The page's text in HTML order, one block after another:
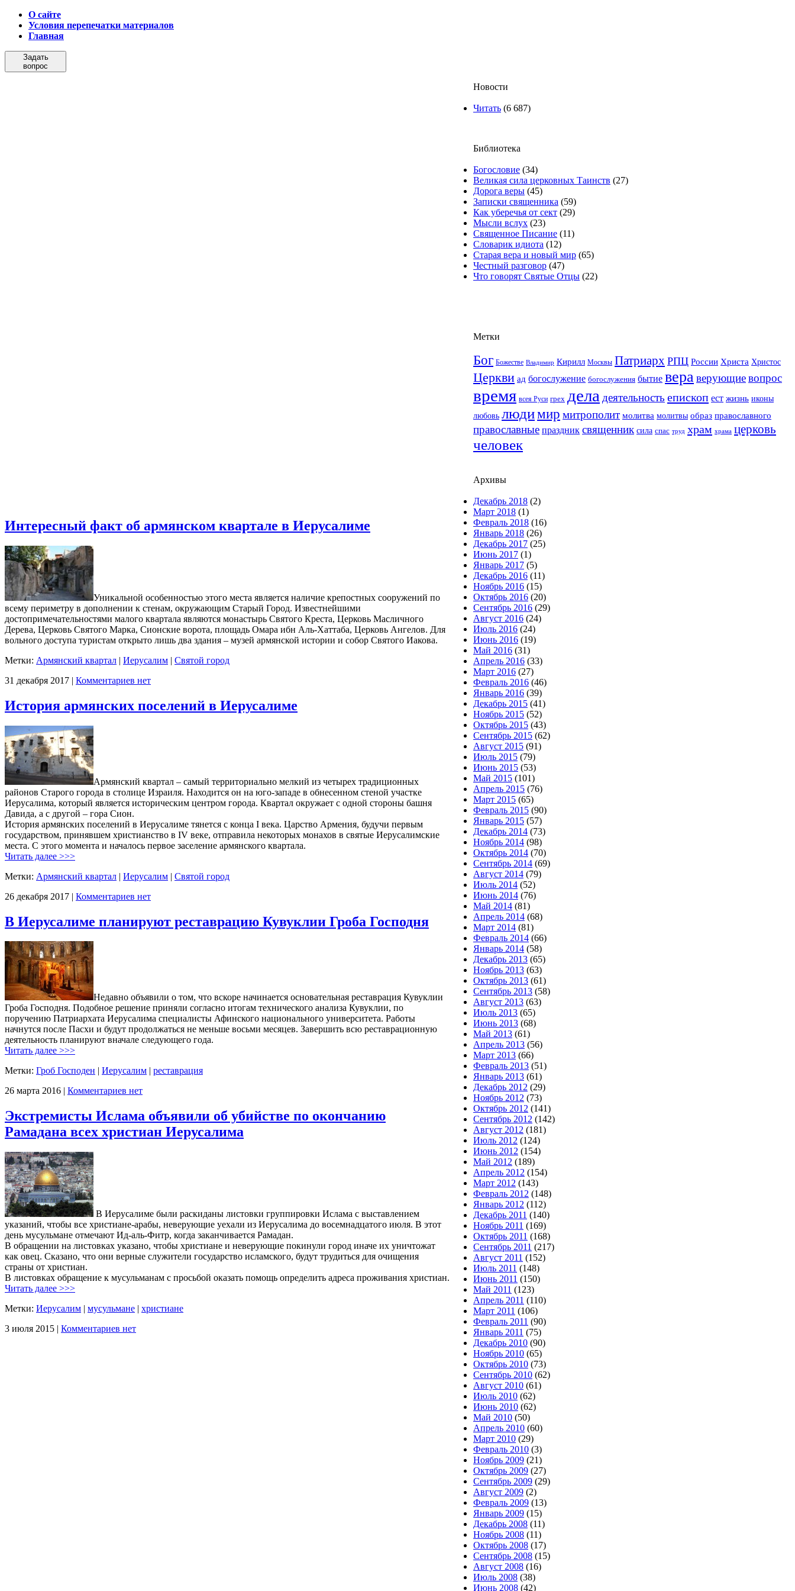
О сайте
Условия перепечатки материалов
Главная
Задать
вопрос
Интересный факт об армянском квартале в Иерусалиме
Уникальной особенностью этого места является наличие крепостных сооружений по
всему периметру в дополнении к стенам, окружающим Старый Город. Известнейшими
достопримечательностями малого квартала являются монастырь Святого Креста, Церковь Масличного
Дерева, Церковь Святого Марка, Сионские ворота, площадь Омара ибн Аль-Хаттаба, Церковь Ангелов. Для
вольного доступа туристам открыто лишь два здания – музей армянской истории и собор Святого Иакова.
Метки: Армянский квартал | Иерусалим | Святой город
31 декабря 2017 | Комментариев нет
История армянских поселений в Иерусалиме
Армянский квартал – самый территориально мелкий из четырех традиционных
районов Старого города в столице Израиля. Находится он на юго-западе в обнесенном стеной участке
Иерусалима, который является историческим центром города. Квартал окружает с одной стороны башня
Давида, а с другой – гора Сион.
История армянских поселений в Иерусалиме тянется с конца I века. Царство Армения, будучи первым
государством, принявшем христианство в IV веке, отправила некоторых монахов в святые Иерусалимские
места. С этого момента и началось первое заселение армянского квартала.
Читать далее >>>
Метки: Армянский квартал | Иерусалим | Святой город
26 декабря 2017 | Комментариев нет
В Иерусалиме планируют реставрацию Кувуклии Гроба Господня
Недавно объявили о том, что вскоре начинается основательная реставрация Кувуклии
Гроба Господня. Подобное решение приняли согласно итогам технического анализа Кувуклии, по
поручению Патриархата Иерусалима специалисты Афинского национального университета. Работы
начнутся после Пасхи и будут продолжаться не меньше восьми месяцев. Завершить всю реставрационную
деятельность планируют вначале следующего года.
Читать далее >>>
Метки: Гроб Господен | Иерусалим | реставрация
26 марта 2016 | Комментариев нет
Экстремисты Ислама объявили об убийстве по окончанию
Рамадана всех христиан Иерусалима
В Иерусалиме были раскиданы листовки группировки Ислама с выставлением
указаний, чтобы все христиане-арабы, неверующие уехали из Иерусалима до восемнадцатого июля. В этот
день мусульмане отмечают Ид-аль-Фитр, когда заканчивается Рамадан.
В обращении на листовках указано, чтобы христиане и неверующие покинули город иначе их уничтожат
как овец. Сказано, что они верные служители государство исламского, будут трудиться для очищения
страны от христиан.
В листовках обращение к мусульманам с просьбой оказать помощь определить адреса проживания христиан.
Читать далее >>>
Метки: Иерусалим | мусульмане | христиане
3 июля 2015 | Комментариев нет
Новости
Читать (6 687)
Библиотека
Богословие (34)
Великая сила церковных Таинств (27)
Дорога веры (45)
Записки священника (59)
Как уберечья от сект (29)
Мысли вслух (23)
Священное Писание (11)
Словарик идиота (12)
Старая вера и новый мир (65)
Честный разговор (47)
Что говорят Святые Отцы (22)
Метки
Бог Божестве Владимир Кирилл Москвы Патриарх РПЦ России Христа Христос
Церкви ад богослужение богослужения бытие вераверующие вопрос
время всея Руси грех дела деятельность епископ ест жизнь иконы
любовь людимир митрополит молитва молитвы образ православного
православные праздник священник сила спас труд храм храма церковь
человек
Архивы
Декабрь 2018 (2)
Март 2018 (1)
Февраль 2018 (16)
Январь 2018 (26)
Декабрь 2017 (25)
Июнь 2017 (1)
Январь 2017 (5)
Декабрь 2016 (11)
Ноябрь 2016 (15)
Октябрь 2016 (20)
Сентябрь 2016 (29)
Август 2016 (24)
Июль 2016 (24)
Июнь 2016 (19)
Май 2016 (31)
Апрель 2016 (33)
Март 2016 (27)
Февраль 2016 (46)
Январь 2016 (39)
Декабрь 2015 (41)
Ноябрь 2015 (52)
Октябрь 2015 (43)
Сентябрь 2015 (62)
Август 2015 (91)
Июль 2015 (79)
Июнь 2015 (53)
Май 2015 (101)
Апрель 2015 (76)
Март 2015 (65)
Февраль 2015 (90)
Январь 2015 (57)
Декабрь 2014 (73)
Ноябрь 2014 (98)
Октябрь 2014 (70)
Сентябрь 2014 (69)
Август 2014 (79)
Июль 2014 (52)
Июнь 2014 (76)
Май 2014 (81)
Апрель 2014 (68)
Март 2014 (81)
Февраль 2014 (66)
Январь 2014 (58)
Декабрь 2013 (65)
Ноябрь 2013 (63)
Октябрь 2013 (61)
Сентябрь 2013 (58)
Август 2013 (63)
Июль 2013 (65)
Июнь 2013 (68)
Май 2013 (61)
Апрель 2013 (56)
Март 2013 (66)
Февраль 2013 (51)
Январь 2013 (61)
Декабрь 2012 (29)
Ноябрь 2012 (73)
Октябрь 2012 (141)
Сентябрь 2012 (142)
Август 2012 (181)
Июль 2012 (124)
Июнь 2012 (154)
Май 2012 (189)
Апрель 2012 (154)
Март 2012 (143)
Февраль 2012 (148)
Январь 2012 (112)
Декабрь 2011 (140)
Ноябрь 2011 (169)
Октябрь 2011 (168)
Сентябрь 2011 (217)
Август 2011 (152)
Июль 2011 (148)
Июнь 2011 (150)
Май 2011 (123)
Апрель 2011 (110)
Март 2011 (106)
Февраль 2011 (90)
Январь 2011 (75)
Декабрь 2010 (90)
Ноябрь 2010 (65)
Октябрь 2010 (73)
Сентябрь 2010 (62)
Август 2010 (61)
Июль 2010 (62)
Июнь 2010 (62)
Май 2010 (50)
Апрель 2010 (60)
Март 2010 (29)
Февраль 2010 (3)
Ноябрь 2009 (21)
Октябрь 2009 (27)
Сентябрь 2009 (29)
Август 2009 (2)
Февраль 2009 (13)
Январь 2009 (15)
Декабрь 2008 (11)
Ноябрь 2008 (11)
Октябрь 2008 (17)
Сентябрь 2008 (15)
Август 2008 (16)
Июль 2008 (38)
Июнь 2008 (42)